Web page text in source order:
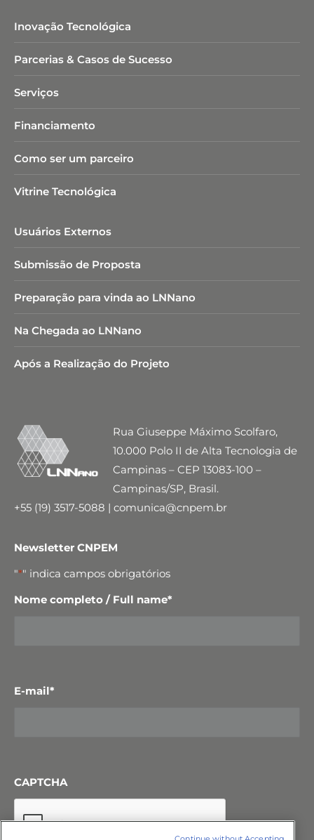
Inovação Tecnológica
Parcerias & Casos de Sucesso
Serviços
Financiamento
Como ser um parceiro
Vitrine Tecnológica
Usuários Externos
Submissão de Proposta
Preparação para vinda ao LNNano
Na Chegada ao LNNano
Após a Realização do Projeto
Rua Giuseppe Máximo Scolfaro,
10.000 Polo II de Alta Tecnologia de
Campinas – CEP 13083-100 –
Campinas/SP, Brasil.
+55 (19) 3517-5088 | comunica@cnpem.br
Newsletter CNPEM
"*" indica campos obrigatórios
Nome completo / Full name*
E-mail*
CAPTCHA